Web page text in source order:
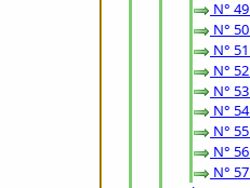
N°
N°
N°
N°
N°
N°
N°
N°
N°